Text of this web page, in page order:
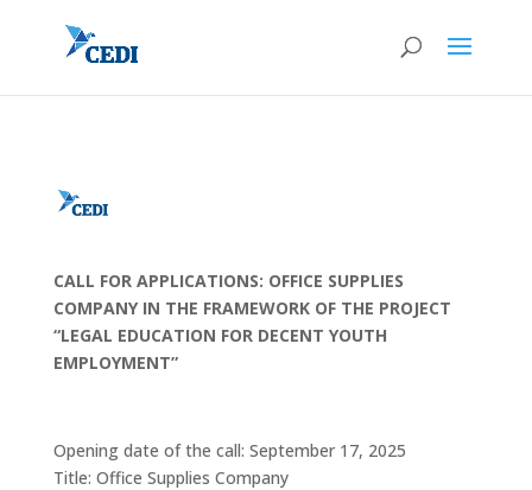
CALL FOR APPLICATIONS: OFFICE SUPPLIES
COMPANY IN THE FRAMEWORK OF THE PROJECT
“LEGAL EDUCATION FOR DECENT YOUTH
EMPLOYMENT”
Opening date of the call: September 17, 2025
Title: Office Supplies Company